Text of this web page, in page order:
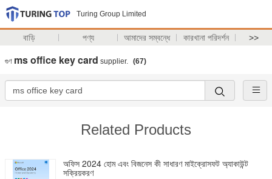
Turing Group Limited
বাড়ি পণ্য আমাদের সম্বন্ধে কারখানা পরিদর্শন >>
গুণ ms office key card supplier. (67)
Related Products
অফিস 2024 হোম এবং বিজনেস কী সাধারণ মাইক্রোসফট অ্যাকাউন্ট
সক্রিয়করণ